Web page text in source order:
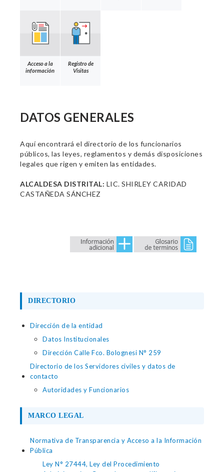
Acceso a la
información
Registro de
Visitas
DATOS GENERALES
Aquí encontrará el directorio de los funcionarios
públicos, las leyes, reglamentos y demás disposiciones
legales que rigen y emiten las entidades.
ALCALDESA DISTRITAL: LIC. SHIRLEY CARIDAD
CASTAÑEDA SÁNCHEZ
DIRECTORIO
Dirección de la entidad
Datos Institucionales
Dirección Calle Fco. Bolognesi N° 259
Directorio de los Servidores civiles y datos de
contacto
Autoridades y Funcionarios
MARCO LEGAL
Normativa de Transparencia y Acceso a la Información
Pública
Ley N° 27444, Ley del Procedimiento